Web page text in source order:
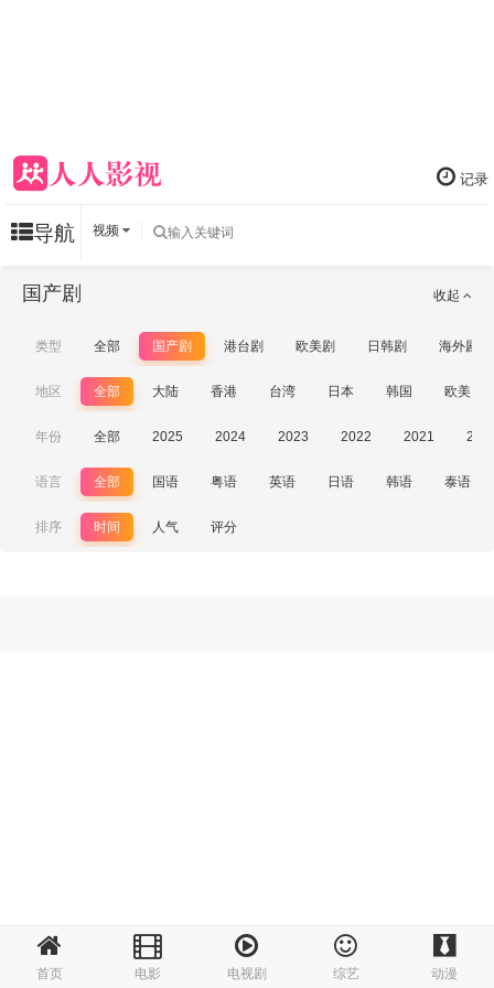
记录
导航 视频
首页 电影 电视剧 综艺 动漫
收起
国产剧
类型 全部 国产剧 港台剧 欧美剧 日韩剧 海外剧
地区 全部 大陆 香港 台湾 日本 韩国 欧美
年份 全部 2025 2024 2023 2022 2021
语言 全部 国语 粤语 英语 日语 韩语 泰语
排序 时间 人气 评分